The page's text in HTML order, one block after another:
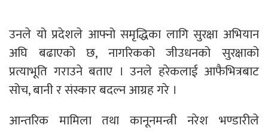
उनले यो प्रदेशले आफ्नो समृद्धिका लागि सुरक्षा अभियान
अघि बढाएको छ, नागरिकको जीउधनको सुरक्षाको
प्रत्याभूति गराउने बताए । उनले हरेकलाई आफैभित्रबाट
सोच, बानी र संस्कार बदल्न आग्रह गरे ।
आन्तरिक मामिला तथा कानूनमन्त्री नरेश भण्डारीले